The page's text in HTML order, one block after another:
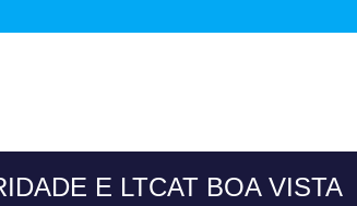
E LTCAT BOA VISTA